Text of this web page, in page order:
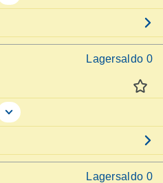
Lagersaldo 0
Lagersaldo 0